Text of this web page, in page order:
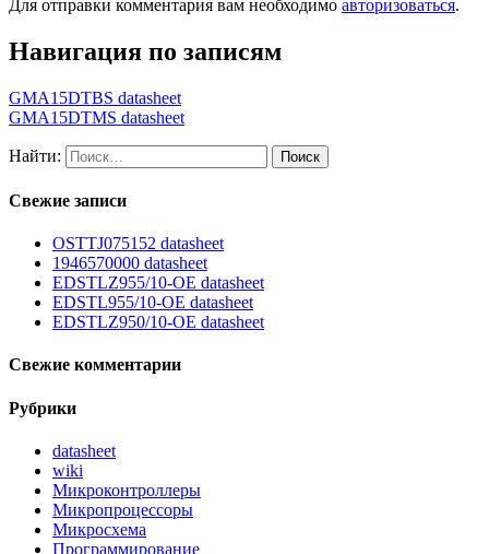
Для отправки комментария вам необходимо авторизоваться.
Навигация по записям
GMA15DTBS datasheet
GMA15DTMS datasheet
Найти:
Свежие записи
OSTTJ075152 datasheet
1946570000 datasheet
EDSTLZ955/10-OE datasheet
EDSTL955/10-OE datasheet
EDSTLZ950/10-OE datasheet
Свежие комментарии
Рубрики
datasheet
wiki
Микроконтроллеры
Микропроцессоры
Микросхема
Программирование